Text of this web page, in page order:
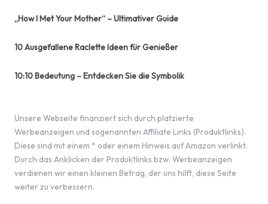
„How I Met Your Mother“ – Ultimativer Guide
10 Ausgefallene Raclette Ideen für Genießer
10:10 Bedeutung – Entdecken Sie die Symbolik
Unsere Webseite finanziert sich durch platzierte
Werbeanzeigen und sogenannten Affiliate Links (Produktlinks).
Diese sind mit einem * oder einem Hinweis auf Amazon verlinkt.
Durch das Anklicken der Produktlinks bzw. Werbeanzeigen
verdienen wir einen kleinen Betrag, der uns hilft, diese Seite
weiter zu verbessern.